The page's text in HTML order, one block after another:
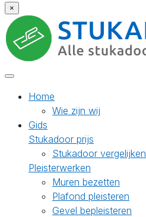
×
Home
Wie zijn wij
Gids
Stukadoor prijs
Stukadoor vergelijken
Pleisterwerken
Muren bezetten
Plafond pleisteren
Gevel bepleisteren